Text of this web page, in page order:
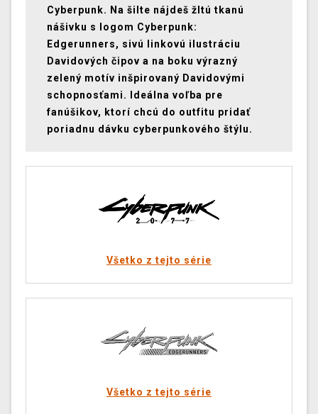
Cyberpunk. Na šilte nájdeš žltú tkanú
nášivku s logom Cyberpunk:
Edgerunners, sivú linkovú ilustráciu
Davidových čipov a na boku výrazný
zelený motív inšpirovaný Davidovými
schopnosťami. Ideálna voľba pre
fanúšikov, ktorí chcú do outfitu pridať
poriadnu dávku cyberpunkového štýlu.
Všetko z tejto série
Všetko z tejto série